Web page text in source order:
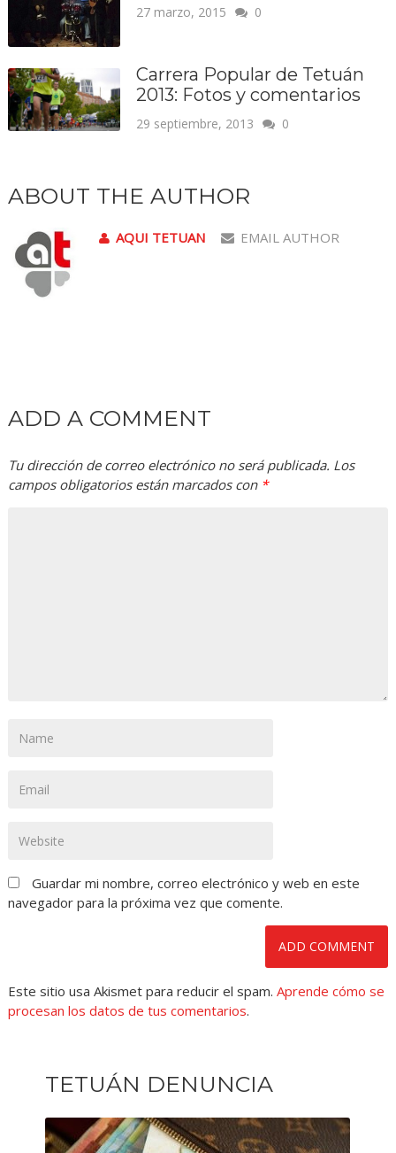
27 marzo, 2015 0
Carrera Popular de Tetuán
2013: Fotos y comentarios
29 septiembre, 2013 0
ABOUT THE AUTHOR
AQUI TETUAN EMAIL AUTHOR
ADD A COMMENT
Tu dirección de correo electrónico no será publicada. Los
campos obligatorios están marcados con *
Guardar mi nombre, correo electrónico y web en este
navegador para la próxima vez que comente.
Este sitio usa Akismet para reducir el spam. Aprende cómo se
procesan los datos de tus comentarios.
TETUÁN DENUNCIA